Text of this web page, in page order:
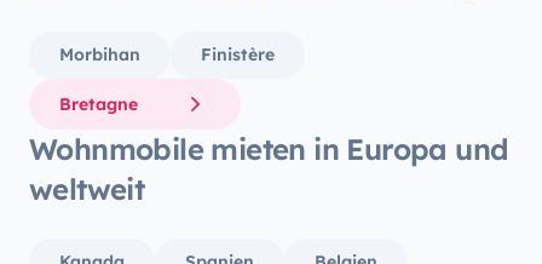
Morbihan Finistère
Bretagne
Wohnmobile mieten in Europa und
weltweit